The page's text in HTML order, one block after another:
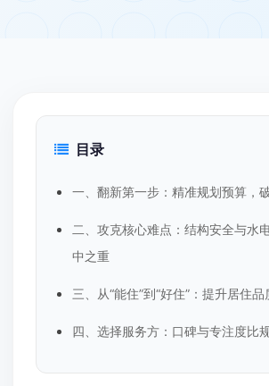
目录
一、翻新第一步：精准规划预算，
二、攻克核心难点：结构安全与水
中之重
三、从“能住”到“好住”：提升居住
四、选择服务方：口碑与专注度比